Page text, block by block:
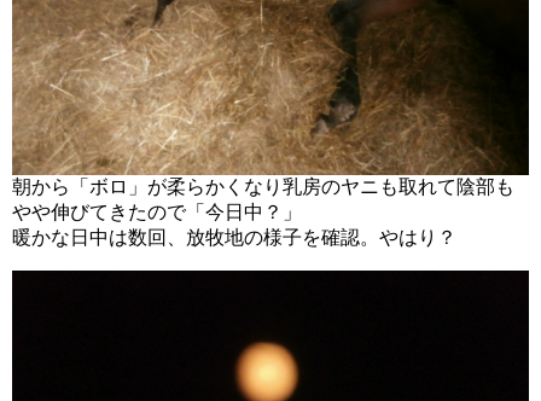
朝から「ボロ」が柔らかくなり乳房のヤニも取れて陰部も
やや伸びてきたので「今日中？」
暖かな日中は数回、放牧地の様子を確認。やはり？